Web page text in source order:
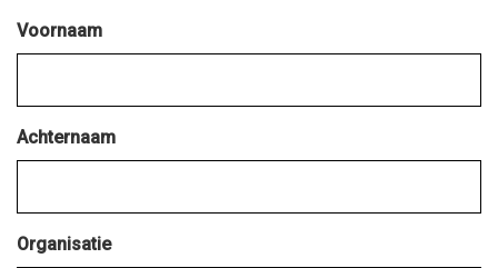
Voornaam
Achternaam
Organisatie